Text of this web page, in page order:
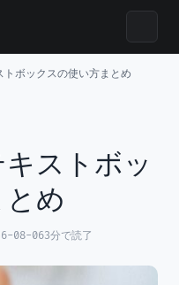
メニュ
トボックスの使い方まとめ
キストボッ
め
08-063分で読了